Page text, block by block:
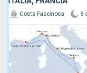
Costa Fascinosa 8 d